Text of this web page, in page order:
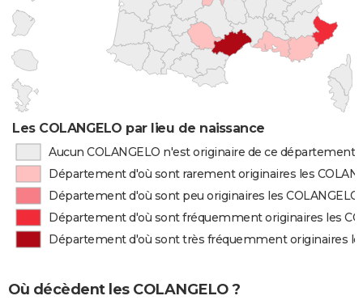
Les COLANGELO par lieu de naissance
Aucun COLANGELO n'est originaire de ce département
Département d'où sont rarement originaires les
Département d'où sont peu originaires les COLANGELO
Département d'où sont fréquemment originaires les
Département d'où sont très fréquemment originaires
Où décèdent les COLANGELO ?